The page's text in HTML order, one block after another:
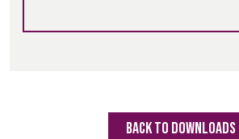
BACK TO DOWNLOADS